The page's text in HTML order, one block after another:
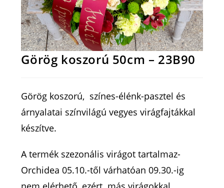
Görög koszorú 50cm – 23B90
Görög koszorú, színes-élénk-pasztel és
árnyalatai színvilágú vegyes virágfajtákkal
készítve.
A termék szezonális virágot tartalmaz-
Orchidea 05.10.-től várhatóan 09.30.-ig